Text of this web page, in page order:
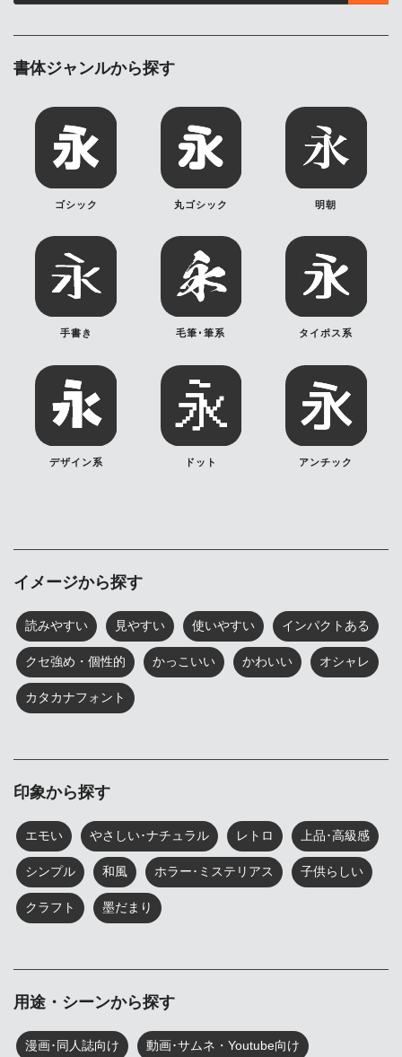
書体ジャンルから探す
ゴシック 丸ゴシック 明朝
手書き 毛筆･筆系 タイポス系
デザイン系 ドット アンチック
イメージから探す
読みやすい 見やすい 使いやすい インパクトある
クセ強め・個性的 かっこいい かわいい オシャレ
カタカナフォント
印象から探す
エモい やさしい･ナチュラル レトロ 上品･高級感
シンプル 和風 ホラー･ミステリアス 子供らしい
クラフト 墨だまり
用途・シーンから探す
漫画･同人誌向け 動画･サムネ・Youtube向け